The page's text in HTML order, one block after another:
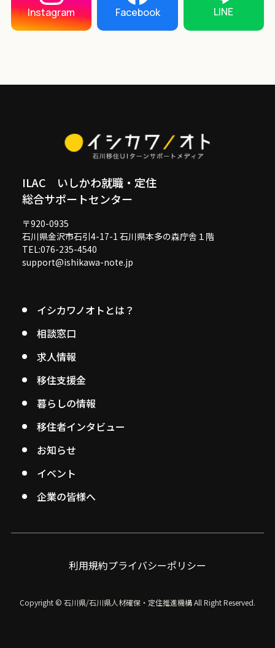
Instagram Facebook LINE
ILAC いしかわ就職・定住
総合サポートセンター
〒920-0935
石川県金沢市石引4-17-1 石川県本多の森庁舎１階
TEL:076-235-4540
support@ishikawa-note.jp
イシカワノオトとは？
相談窓口
求人情報
移住支援金
暮らしの情報
移住者インタビュー
お知らせ
イベント
企業の皆様へ
利用規約プライバシーポリシー
Copyright © 石川県/石川県人材確保・定住推進機構All Right Reserved.